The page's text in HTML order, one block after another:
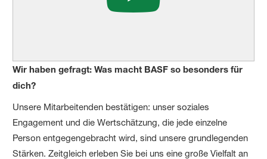
Wir haben gefragt: Was macht BASF so besonders für
dich?
Unsere Mitarbeitenden bestätigen: unser soziales
Engagement und die Wertschätzung, die jede einzelne
Person entgegengebracht wird, sind unsere grundlegenden
Stärken. Zeitgleich erleben Sie bei uns eine große Vielfalt an